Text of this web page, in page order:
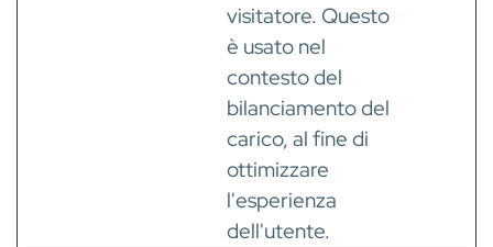
visitatore. Questo
è usato nel
contesto del
bilanciamento del
carico, al fine di
ottimizzare
l'esperienza
dell'utente.